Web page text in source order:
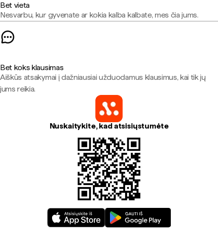
Bet vieta
Nesvarbu, kur gyvenate ar kokia kalba kalbate, mes čia jums.
Bet koks klausimas
Aiškūs atsakymai į dažniausiai užduodamus klausimus, kai tik jų
jums reikia.
Nuskaitykite, kad atsisiųstumėte